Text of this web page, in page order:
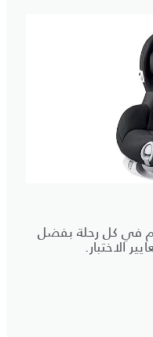
في كل رحلة بفضل
الاختبار.